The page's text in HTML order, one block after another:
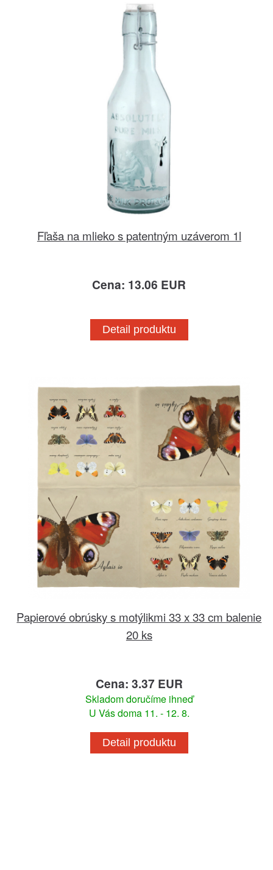
Fľaša na mlieko s patentným uzáverom 1l
Cena: 13.06 EUR
Detail produktu
Papierové obrúsky s motýlikmi 33 x 33 cm balenie
20 ks
Cena: 3.37 EUR
Skladom doručíme ihneď
U Vás doma 11. - 12. 8.
Detail produktu